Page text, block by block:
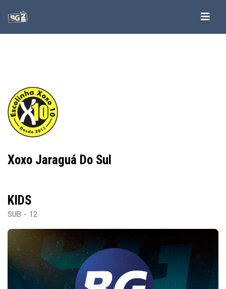
Xoxo Jaraguá Do Sul
KIDS
SUB - 12